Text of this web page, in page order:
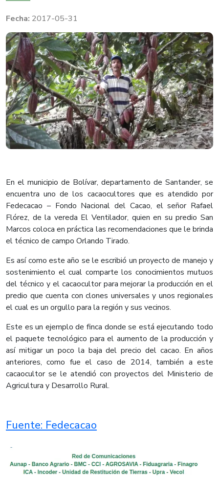
2017-05-31
En el municipio de Bolívar, departamento de Santander, se
encuentra uno de los cacaocultores que es atendido por
Fedecacao – Fondo Nacional del Cacao, el señor Rafael
Flórez, de la vereda El Ventilador, quien en su predio San
Marcos coloca en práctica las recomendaciones que le brinda
el técnico de campo Orlando Tirado.
Es así como este año se le escribió un proyecto de manejo y
sostenimiento el cual comparte los conocimientos mutuos
del técnico y el cacaocultor para mejorar la producción en el
predio que cuenta con clones universales y unos regionales
el cual es un orgullo para la región y sus vecinos.
Este es un ejemplo de finca donde se está ejecutando todo
el paquete tecnológico para el aumento de la producción y
así mitigar un poco la baja del precio del cacao. En años
anteriores, como fue el caso de 2014, también a este
cacaocultor se le atendió con proyectos del Ministerio de
Agricultura y Desarrollo Rural.​
Fuente: Fedecacao​